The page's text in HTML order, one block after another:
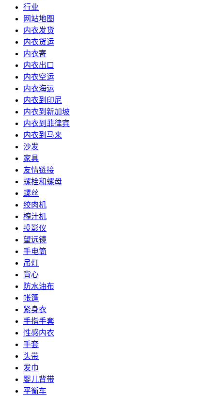
行业
网站地图
内衣发货
内衣货运
内衣寄
内衣出口
内衣空运
内衣海运
内衣到印尼
内衣到新加坡
内衣到菲律宾
内衣到马来
沙发
家具
友情链接
螺栓和螺母
螺丝
绞肉机
榨汁机
投影仪
望远镜
手电筒
吊灯
背心
防水油布
帐篷
紧身衣
手指手套
性感内衣
手套
头带
发巾
婴儿背带
平衡车